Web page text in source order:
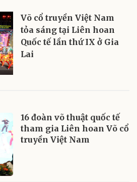
Võ cổ truyền Việt Nam
tỏa sáng tại Liên hoan
Quốc tế lần thứ IX ở Gia
Lai
16 đoàn võ thuật quốc tế
tham gia Liên hoan Võ cổ
truyền Việt Nam